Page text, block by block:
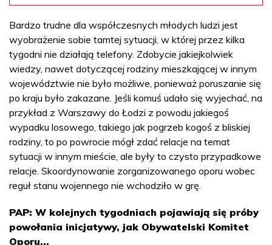
Bardzo trudne dla współczesnych młodych ludzi jest
wyobrażenie sobie tamtej sytuacji, w której przez kilka
tygodni nie działają telefony. Zdobycie jakiejkolwiek
wiedzy, nawet dotyczącej rodziny mieszkającej w innym
województwie nie było możliwe, ponieważ poruszanie się
po kraju było zakazane. Jeśli komuś udało się wyjechać, na
przykład z Warszawy do Łodzi z powodu jakiegoś
wypadku losowego, takiego jak pogrzeb kogoś z bliskiej
rodziny, to po powrocie mógł zdać relacje na temat
sytuacji w innym mieście, ale były to czysto przypadkowe
relacje. Skoordynowanie zorganizowanego oporu wobec
reguł stanu wojennego nie wchodziło w grę.
PAP: W kolejnych tygodniach pojawiają się próby
powołania inicjatywy, jak Obywatelski Komitet
Oporu...